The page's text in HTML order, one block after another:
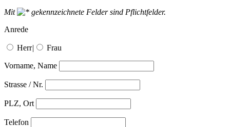
Mit
gekennzeichnete Felder sind Pflichtfelder.
Anrede
Herr| Frau
Vorname, Name
Strasse / Nr.
PLZ, Ort
Telefon